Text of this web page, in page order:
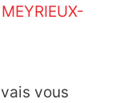
vous